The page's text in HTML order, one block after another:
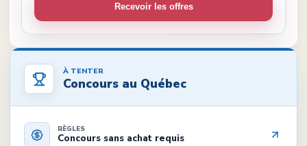
Recevoir les offres
À TENTER
Concours au Québec
RÈGLES
Concours sans achat requis